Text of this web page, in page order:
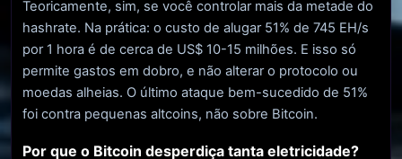
Teoricamente, sim, se você controlar mais da metade do
hashrate. Na prática: o custo de alugar 51% de 745 EH/s
por 1 hora é de cerca de US$ 10-15 milhões. E isso só
permite gastos em dobro, e não alterar o protocolo ou
moedas alheias. O último ataque bem-sucedido de 51%
foi contra pequenas altcoins, não sobre Bitcoin.
Por que o Bitcoin desperdiça tanta eletricidade?